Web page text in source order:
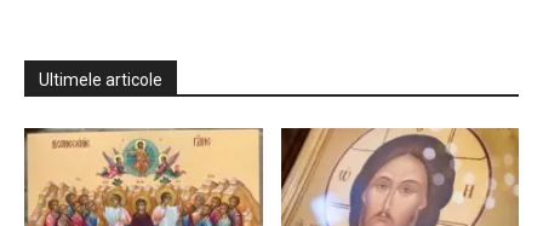
Ultimele articole